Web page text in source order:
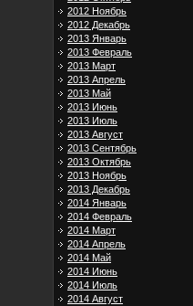
2012 Ноябрь
2012 Декабрь
2013 Январь
2013 Февраль
2013 Март
2013 Апрель
2013 Май
2013 Июнь
2013 Июль
2013 Август
2013 Сентябрь
2013 Октябрь
2013 Ноябрь
2013 Декабрь
2014 Январь
2014 Февраль
2014 Март
2014 Апрель
2014 Май
2014 Июнь
2014 Июль
2014 Август